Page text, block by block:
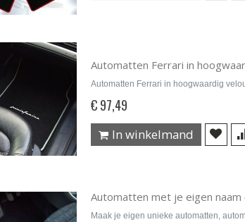
Automatten Ferrari in
Automatten Ferrari in hoogwaardig
€ 97,49
In winkelmand
Automatten met je eigen
Maak je eigen unieke automatten,